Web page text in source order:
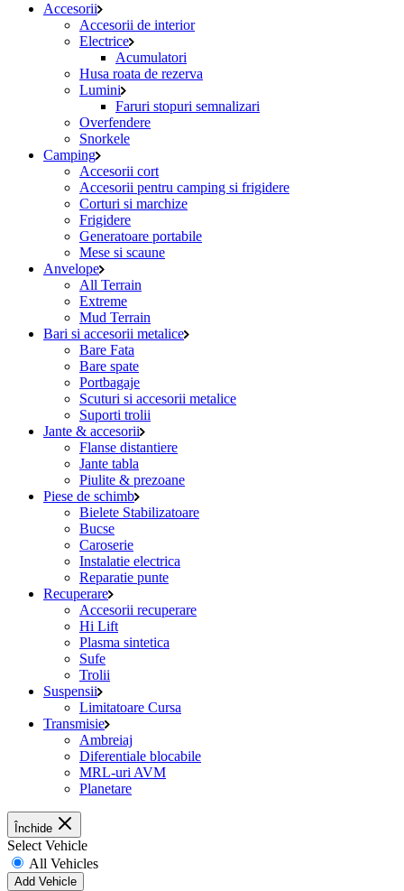
Accesorii
Accesorii de interior
Electrice
Acumulatori
Husa roata de rezerva
Lumini
Faruri stopuri semnalizari
Overfendere
Snorkele
Camping
Accesorii cort
Accesorii pentru camping si frigidere
Corturi si marchize
Frigidere
Generatoare portabile
Mese si scaune
Anvelope
All Terrain
Extreme
Mud Terrain
Bari si accesorii metalice
Bare Fata
Bare spate
Portbagaje
Scuturi si accesorii metalice
Suporti trolii
Jante & accesorii
Flanse distantiere
Jante tabla
Piulite & prezoane
Piese de schimb
Bielete Stabilizatoare
Bucse
Caroserie
Instalatie electrica
Reparatie punte
Recuperare
Accesorii recuperare
Hi Lift
Plasma sintetica
Sufe
Trolii
Suspensii
Limitatoare Cursa
Transmisie
Ambreiaj
Diferentiale blocabile
MRL-uri AVM
Planetare
Închide
Select Vehicle
All Vehicles
Add Vehicle